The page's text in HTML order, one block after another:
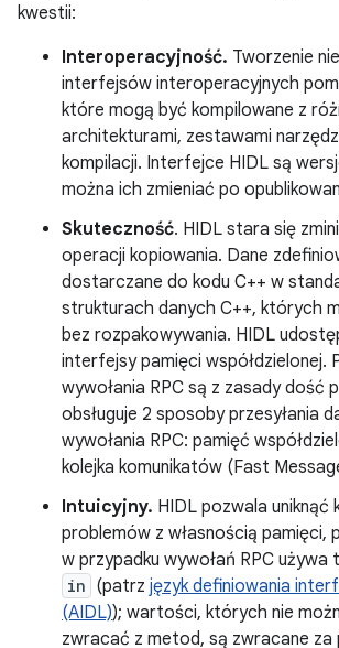
kwestii:
Interoperacyjność. Tworzenie
interfejsów interoperacyjnych
które mogą być kompilowane z
architekturami, zestawami
kompilacji. Interfejce HIDL są
można ich zmieniać po
Skuteczność. HIDL stara się
operacji kopiowania. Dane
dostarczane do kodu C++ w
strukturach danych C++, których
bez rozpakowywania. HIDL
interfejsy pamięci współdzielonej.
wywołania RPC są z zasady dość
obsługuje 2 sposoby przesyłania
wywołania RPC: pamięć
kolejka komunikatów (Fast
Intuicyjny. HIDL pozwala uniknąć
problemów z własnością pamięci,
w przypadku wywołań RPC
in (patrz język definiowania
(AIDL)); wartości, których nie
zwracać z metod, są zwracane za